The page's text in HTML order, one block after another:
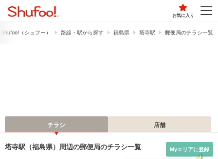
お気に入り
（シュフー） 路線・駅から探す 福島県 塔寺駅 郵便局のチラシ一覧
チラシ 店舗
塔寺駅（福島県）周辺の郵便局のチラシ一覧 Myエリアに登録